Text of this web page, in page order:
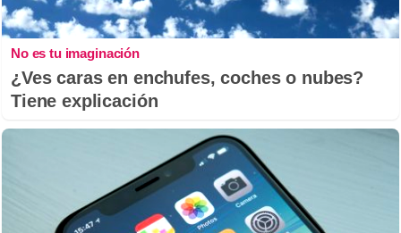
No es tu imaginación
¿Ves caras en enchufes, coches o nubes?
Tiene explicación